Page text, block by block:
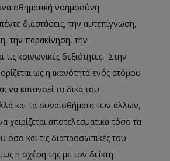
νοημοσύνη
διαστάσεις, την αυτεπίγνωση,
την παρακίνηση, την
κοινωνικές δεξιότητες. Στην
ως η ικανότητά ενός ατόμου
να κατανοεί τα δικά του
και τα συναισθήματα των άλλων,
χειρίζεται αποτελεσματικά τόσο τα
όσο και τις διαπροσωπικές του
η σχέση της με τον δείκτη